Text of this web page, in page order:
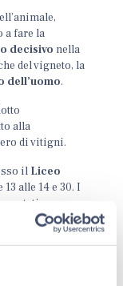
a fare la
decisivo nella
del vigneto, la
dell’uomo.
alla
di vitigni.
il Liceo
alle 14 e 30. I